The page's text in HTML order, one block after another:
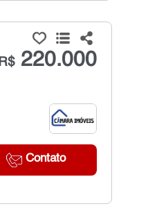
R$220.000
Contato